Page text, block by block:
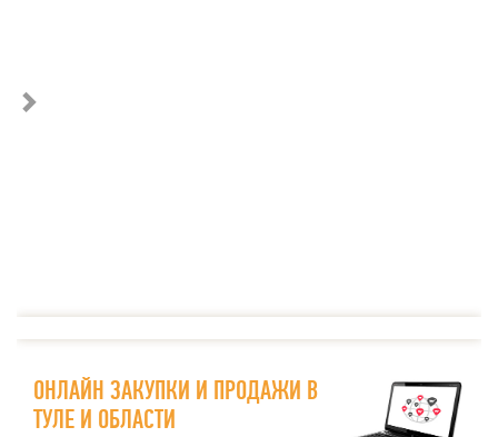
ОНЛАЙН ЗАКУПКИ И ПРОДАЖИ В
ТУЛЕ И ОБЛАСТИ